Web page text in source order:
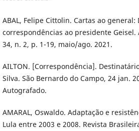
ABAL, Felipe Cittolin. Cartas ao
correspondências ao presidente Geisel.
34, n. 2, p. 1-19, maio/ago. 2021.
AILTON. [Correspondência].
Silva. São Bernardo do Campo, 24 jan.
Autografado.
AMARAL, Oswaldo. Adaptação e
Lula entre 2003 e 2008. Revista